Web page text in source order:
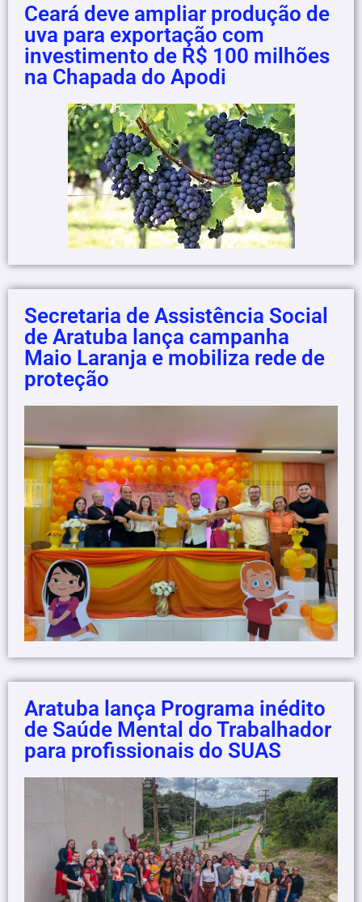
Ceará deve ampliar produção de
uva para exportação com
investimento de R$ 100 milhões
na Chapada do Apodi
Secretaria de Assistência Social
de Aratuba lança campanha
Maio Laranja e mobiliza rede de
proteção
Aratuba lança Programa inédito
de Saúde Mental do Trabalhador
para profissionais do SUAS